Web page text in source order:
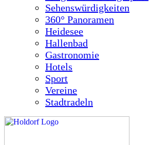
Sehenswürdigkeiten
360° Panoramen
Heidesee
Hallenbad
Gastronomie
Hotels
Sport
Vereine
Stadtradeln